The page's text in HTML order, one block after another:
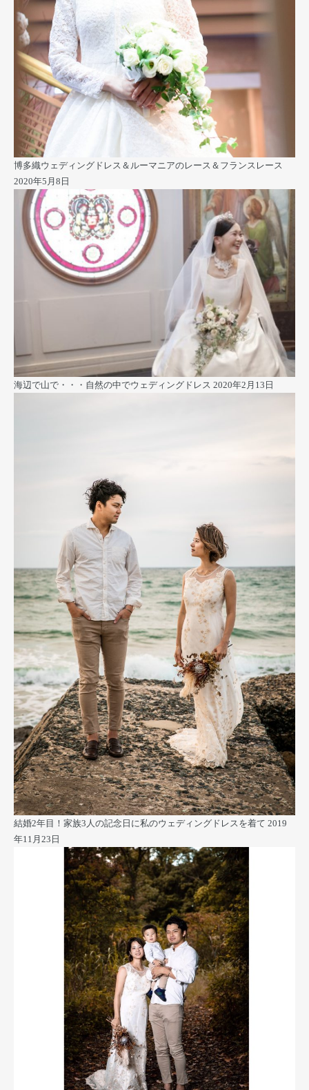
博多織ウェディングドレス＆ルーマニアのレース＆フランスレース
2020年5月8日
海辺で山で・・・自然の中でウェディングドレス 2020年2月13日
結婚2年目！家族3人の記念日に私のウェディングドレスを着て 2019
年11月23日